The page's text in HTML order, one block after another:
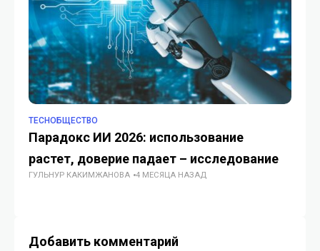
TECHОБЩЕСТВО
Парадокс ИИ 2026: использование
растет, доверие падает – исследование
ГУЛЬНУР КАКИМЖАНОВА 4 МЕСЯЦА НАЗАД
Добавить комментарий